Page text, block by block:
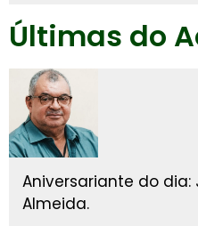
Últimas do
Aniversariante do dia:
Almeida.